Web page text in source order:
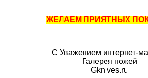
ЖЕЛАЕМ ПРИЯТНЫХ
С Уважением интернет-
Галерея ножей
Gknives.ru